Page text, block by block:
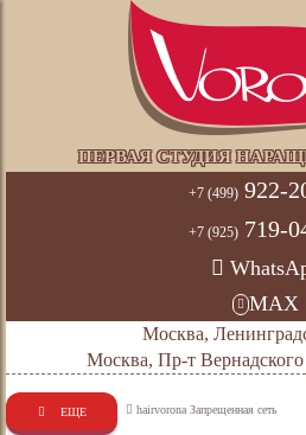
ПЕРВАЯ СТУДИЯ
+7 (499) 922-
+7 (925) 719-
MAX
Москва,
Москва, Пр-т
ЕЩЕ hairvorona Запрещенная сеть